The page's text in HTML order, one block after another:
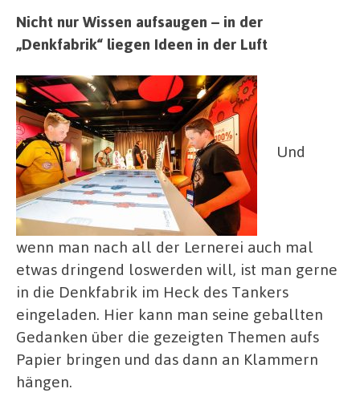
Nicht nur Wissen aufsaugen – in der
„Denkfabrik“ liegen Ideen in der Luft
Und
wenn man nach all der Lernerei auch mal
etwas dringend loswerden will, ist man gerne
in die Denkfabrik im Heck des Tankers
eingeladen. Hier kann man seine geballten
Gedanken über die gezeigten Themen aufs
Papier bringen und das dann an Klammern
hängen.